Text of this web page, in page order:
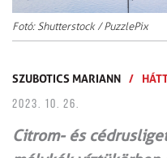
Fotó: Shutterstock / PuzzlePix
SZUBOTICS MARIANN /
2023. 10. 26.
Citrom- és